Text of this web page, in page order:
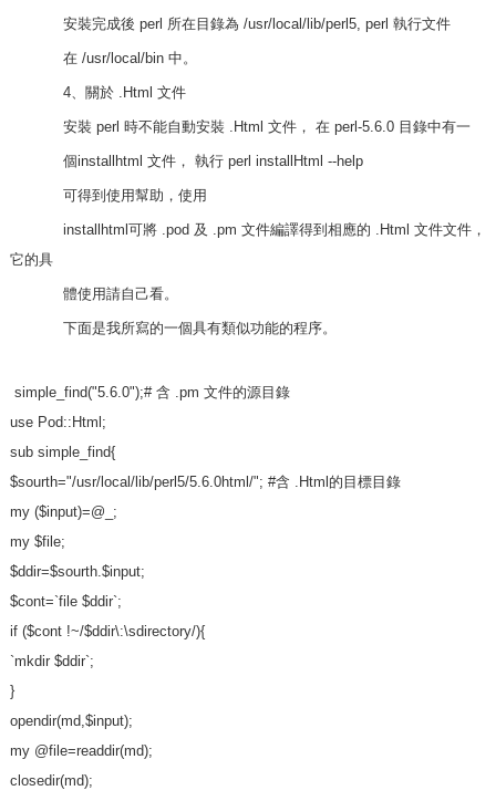
安裝完成後 perl 所在目錄為 /usr/local/lib/perl5, perl 執行文件
在 /usr/local/bin 中。
4、關於 .Html 文件
安裝 perl 時不能自動安裝 .Html 文件， 在 perl-5.6.0 目錄中有一
個installhtml 文件， 執行 perl installHtml --help
可得到使用幫助，使用
installhtml可將 .pod 及 .pm 文件編譯得到相應的 .Html 文件文件，
它的具
體使用請自己看。
下面是我所寫的一個具有類似功能的程序。
simple_find("5.6.0");# 含 .pm 文件的源目錄
use Pod::Html;
sub simple_find{
$sourth="/usr/local/lib/perl5/5.6.0html/"; #含 .Html的目標目錄
my ($input)=@_;
my $file;
$ddir=$sourth.$input;
$cont=`file $ddir`;
if ($cont !~/$ddir\:\sdirectory/){
`mkdir $ddir`;
}
opendir(md,$input);
my @file=readdir(md);
closedir(md);